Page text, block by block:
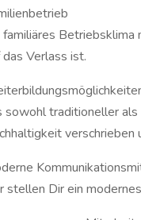
familiäres
das Verlass ist.
sowohl traditioneller als
stellen Dir ein